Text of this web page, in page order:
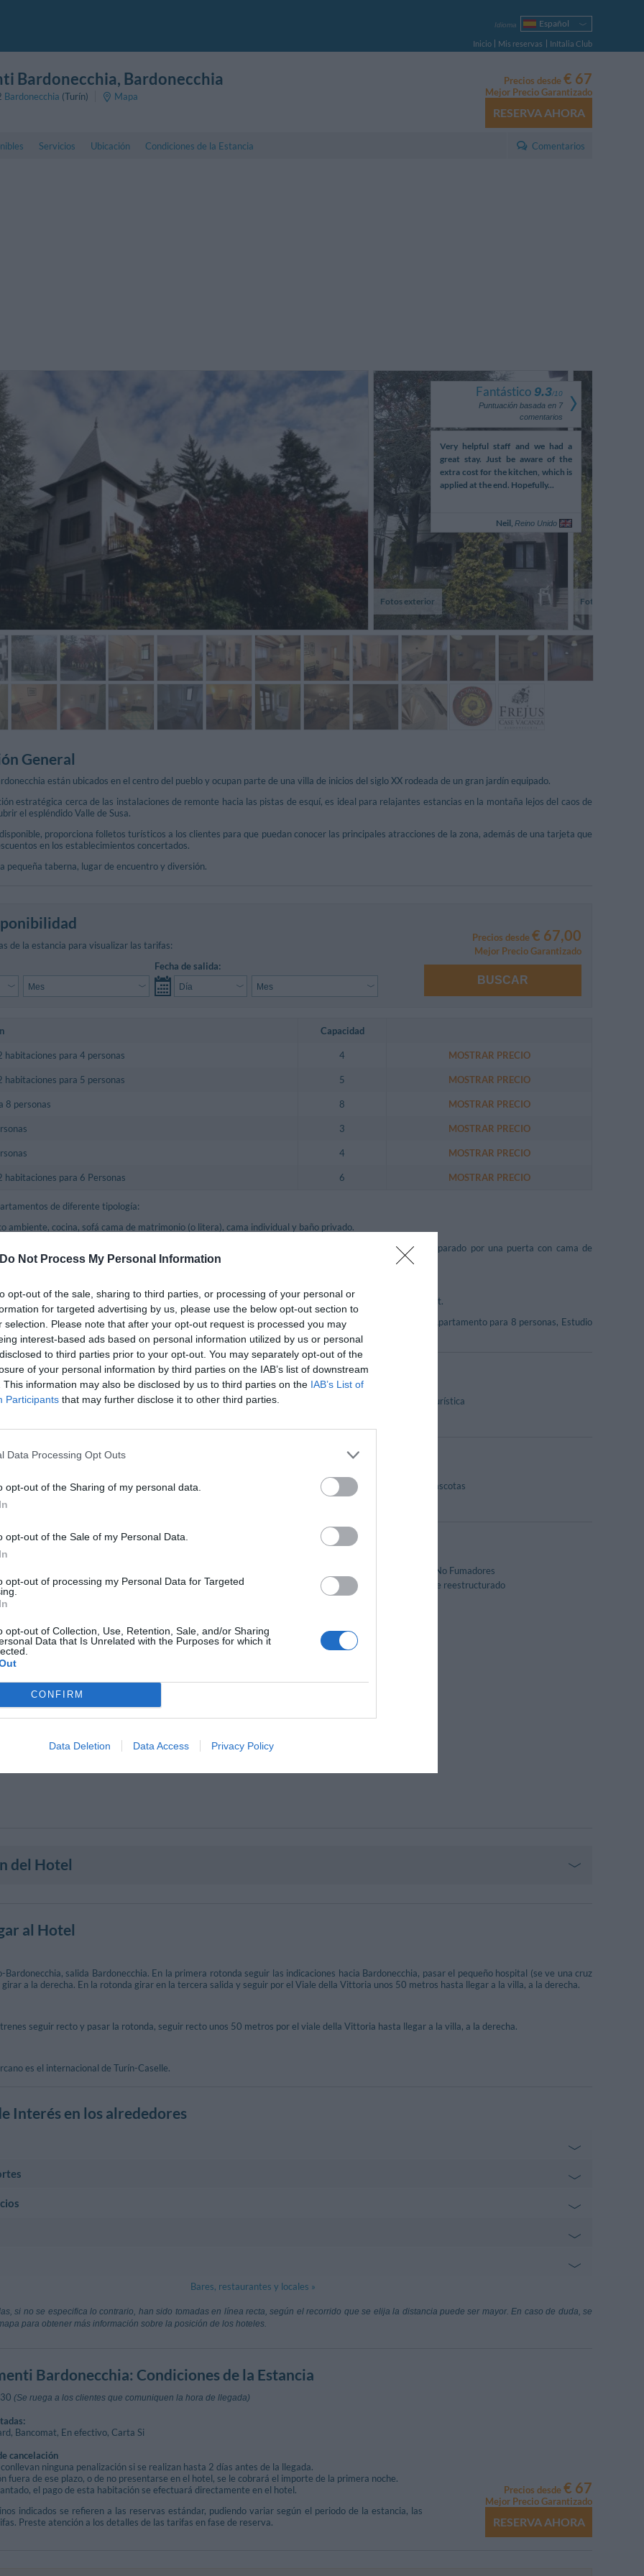
Do Not Process My Personal Information
opt-out of the sale, sharing to third parties, or processing of your personal or
for targeted advertising by us, please use the below opt-out section to
selection. Please note that after your opt-out request is processed you may
interest-based ads based on personal information utilized by us or personal
to third parties prior to your opt-out. You may separately opt-out of the
of your personal information by third parties on the IAB’s list of downstream
This information may also be disclosed by us to third parties on the IAB’s List of
Participants that may further disclose it to other third parties.
Data Processing Opt Outs
opt-out of the Sharing of my personal data.
opt-out of the Sale of my Personal Data.
opt-out of processing my Personal Data for Targeted
opt-out of Collection, Use, Retention, Sale, and/or Sharing
Data that Is Unrelated with the Purposes for which it
CONFIRM
Data Deletion Data Access Privacy Policy
Idioma
Español
Italiano
English
Deutsch
Русский
Português
Polski
Inicio Mis reservas
InItalia Club
Bardonecchia, Bardonecchia
Bardonecchia (Turín) Mapa
Precios desde€ 67
Mejor Precio Garantizado
RESERVA AHORA
Servicios Ubicación Condiciones de la Estancia Comentarios
Fotos exterior Fotos exterior
Fantástico 9.3/10
Puntuación basada en 7
comentarios
helpful staff and we had a
stay. Just be aware of the
cost for the kitchen, which is
at the end. Hopefully...
Neil,
pour la remise des clés personne
n'était présent sur place et rien
n'indique l'emplacement de
l'appartement. il a fallu se déplacer
à un ...
Fausto,
Bel appartement bien équipé, dans
les ustensiles de cuisine, manque
éventuellement un plat pour
cuisiner au four.
Francia
Very helpful staff and we had a
great stay. Just be aware of the
extra cost for the kitchen, which is
applied at the end. Hopefully...
Neil, Reino Unido
n'était
General
están ubicados en el centro del pueblo y ocupan parte de una villa de inicios del siglo XX rodeada de un gran jardín equipado.
estratégica cerca de las instalaciones de remonte hacia las pistas de esquí, es ideal para relajantes estancias en la montaña lejos del caos de
el espléndido Valle de Susa.
proporciona folletos turísticos a los clientes para que puedan conocer las principales atracciones de la zona, además de una tarjeta que
en los establecimientos concertados.
pequeña taberna, lugar de encuentro y diversión.
de la estancia para visualizar las tarifas:
Fecha de salida:
Precios desde€ 67,00
Mejor Precio Garantizado
BUSCAR
Capacidad
para 4 personas 4 MOSTRAR PRECIO
habitaciones para 5 personas 5 MOSTRAR PRECIO
8 personas 8 MOSTRAR PRECIO
3 MOSTRAR PRECIO
4 MOSTRAR PRECIO
habitaciones para 6 Personas 6 MOSTRAR PRECIO
de diferente tipología:
ambiente, cocina, sofá cama de matrimonio (o litera), cama individual y baño privado.
habitaciones para 4-5 personas con sala de estar, cocina y sofá cama de matrimonio, dormitorio separado por una puerta con cama de
baño privado.
han sido renovados recientemente, tanto los muebles como la decoración para ofrecer el máximo confort.
Apartamento de 2 habitaciones para 4 personas, Apartamento de 2 habitaciones para 5 personas, Apartamento para 8 personas, Estudio
para 4 Personas, Apartamento de 2 habitaciones para 6 Personas.
Incluidos en el precio
Exterior en la calle Caja fuerte
Información Turística
de Pago
Restaurante para grupos
Se aceptan mascotas
pequeñas
del Hotel
Habitaciones No Fumadores
familiares
Jardín
Recientemente reestructurado
del Hotel
al Hotel
salida Bardonecchia. En la primera rotonda seguir las indicaciones hacia Bardonecchia, pasar el pequeño hospital (se ve una cruz
girar a la derecha. En la rotonda girar en la tercera salida y seguir por el Viale della Vittoria unos 50 metros hasta llegar a la villa, a la derecha.
seguir recto y pasar la rotonda, seguir recto unos 50 metros por el viale della Vittoria hasta llegar a la villa, a la derecha.
es el internacional de Turín-Caselle.
Interés en los alrededores
- Bardonecchia
Bardonecchia
I Ginepri 4.47 km
Gasperi, 1 - Bardonecchia
610 m
Di Torino 74.89 km
(Turín)
Aeroporto Corrado Gex 89.66 km
600 m
Bares, restaurantes y locales »
si no se especifica lo contrario, han sido tomadas en línea recta, según el recorrido que se elija la distancia puede ser mayor. En caso de duda, se
para obtener más información sobre la posición de los hoteles.
Bardonecchia: Condiciones de la Estancia
(Se ruega a los clientes que comuniquen la hora de llegada)
Bancomat, En efectivo, Carta Si
cancelación
ninguna penalización si se realizan hasta 2 días antes de la llegada.
fuera de ese plazo, o de no presentarse en el hotel, se le cobrará el importe de la primera noche.
el pago de esta habitación se efectuará directamente en el hotel.
indicados se refieren a las reservas estándar, pudiendo variar según el periodo de la estancia, las
Preste atención a los detalles de las tarifas en fase de reserva.
Precios desde€ 67
Mejor Precio Garantizado
RESERVA AHORA